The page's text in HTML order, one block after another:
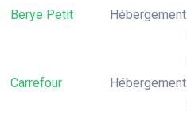
Berye Petit Hébergement
Carrefour Hébergement